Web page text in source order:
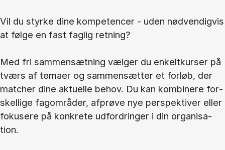
Vil du styr­ke dine kom­pe­ten­cer - uden nød­ven­dig­vis
at føl­ge en fast fag­lig ret­ning?
Med fri sam­men­sæt­ning væl­ger du en­kelt­kur­ser på
tværs af te­ma­er og sam­men­sæt­ter et for­løb, der
mat­cher dine ak­tu­el­le be­hov. Du kan kom­bi­ne­re for­
skel­li­ge fag­om­rå­der, af­prø­ve nye per­spek­ti­ver el­ler
fo­ku­se­re på kon­kre­te ud­for­drin­ger i din or­ga­ni­sa­
tion.